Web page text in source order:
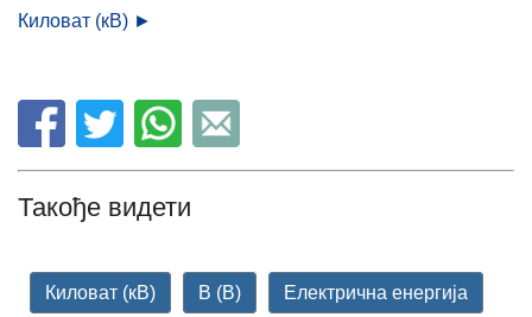
Киловат (кВ) ►
Такође видети
Киловат (кВ) В (В) Електрична енергија